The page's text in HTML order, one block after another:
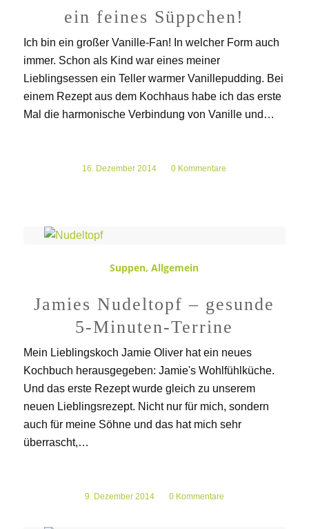
ein feines Süppchen!
Ich bin ein großer Vanille-Fan! In welcher Form auch
immer. Schon als Kind war eines meiner
Lieblingsessen ein Teller warmer Vanillepudding. Bei
einem Rezept aus dem Kochhaus habe ich das erste
Mal die harmonische Verbindung von Vanille und…
16. Dezember 2014
/ 0 Kommentare
Suppen,Allgemein
Jamies Nudeltopf – gesunde
5-Minuten-Terrine
Mein Lieblingskoch Jamie Oliver hat ein neues
Kochbuch herausgegeben: Jamie's Wohlfühlküche.
Und das erste Rezept wurde gleich zu unserem
neuen Lieblingsrezept. Nicht nur für mich, sondern
auch für meine Söhne und das hat mich sehr
überrascht,…
9. Dezember 2014
/ 0 Kommentare